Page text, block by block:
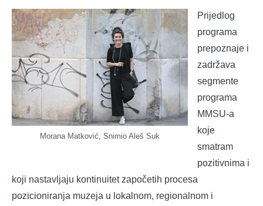
Morana Matković, Snimio Aleš Suk
Prijedlog
programa
prepoznaje i
zadržava
segmente
programa
MMSU-a
koje
smatram
pozitivnima i
koji nastavljaju kontinuitet započetih procesa
pozicioniranja muzeja u lokalnom, regionalnom i